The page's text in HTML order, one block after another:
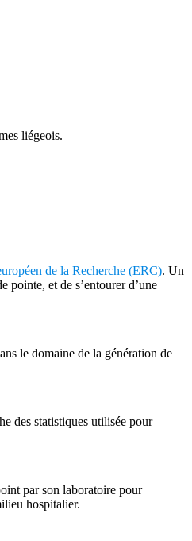
liégeois.
de la Recherche (ERC). Un
pointe, et de s’entourer d’une
le domaine de la génération de
des statistiques utilisée pour
par son laboratoire pour
hospitalier.